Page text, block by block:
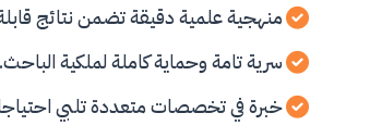
منهجية علمية دقيقة تضمن نتائج
سرية تامة وحماية كاملة لملكية الباحث.
خبرة في تخصصات متعددة تلبي